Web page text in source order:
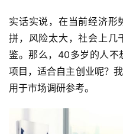
实话实说，在当前经济形
拼，风险太大，社会上几
鉴。那么，40多岁的人不
项目，适合自主创业呢？
用于市场调研参考。